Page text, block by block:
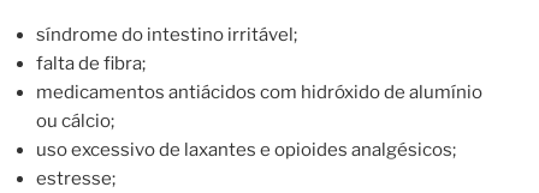
síndrome do intestino irritável;
falta de fibra;
medicamentos antiácidos com hidróxido de alumínio
ou cálcio;
uso excessivo de laxantes e opioides analgésicos;
estresse;